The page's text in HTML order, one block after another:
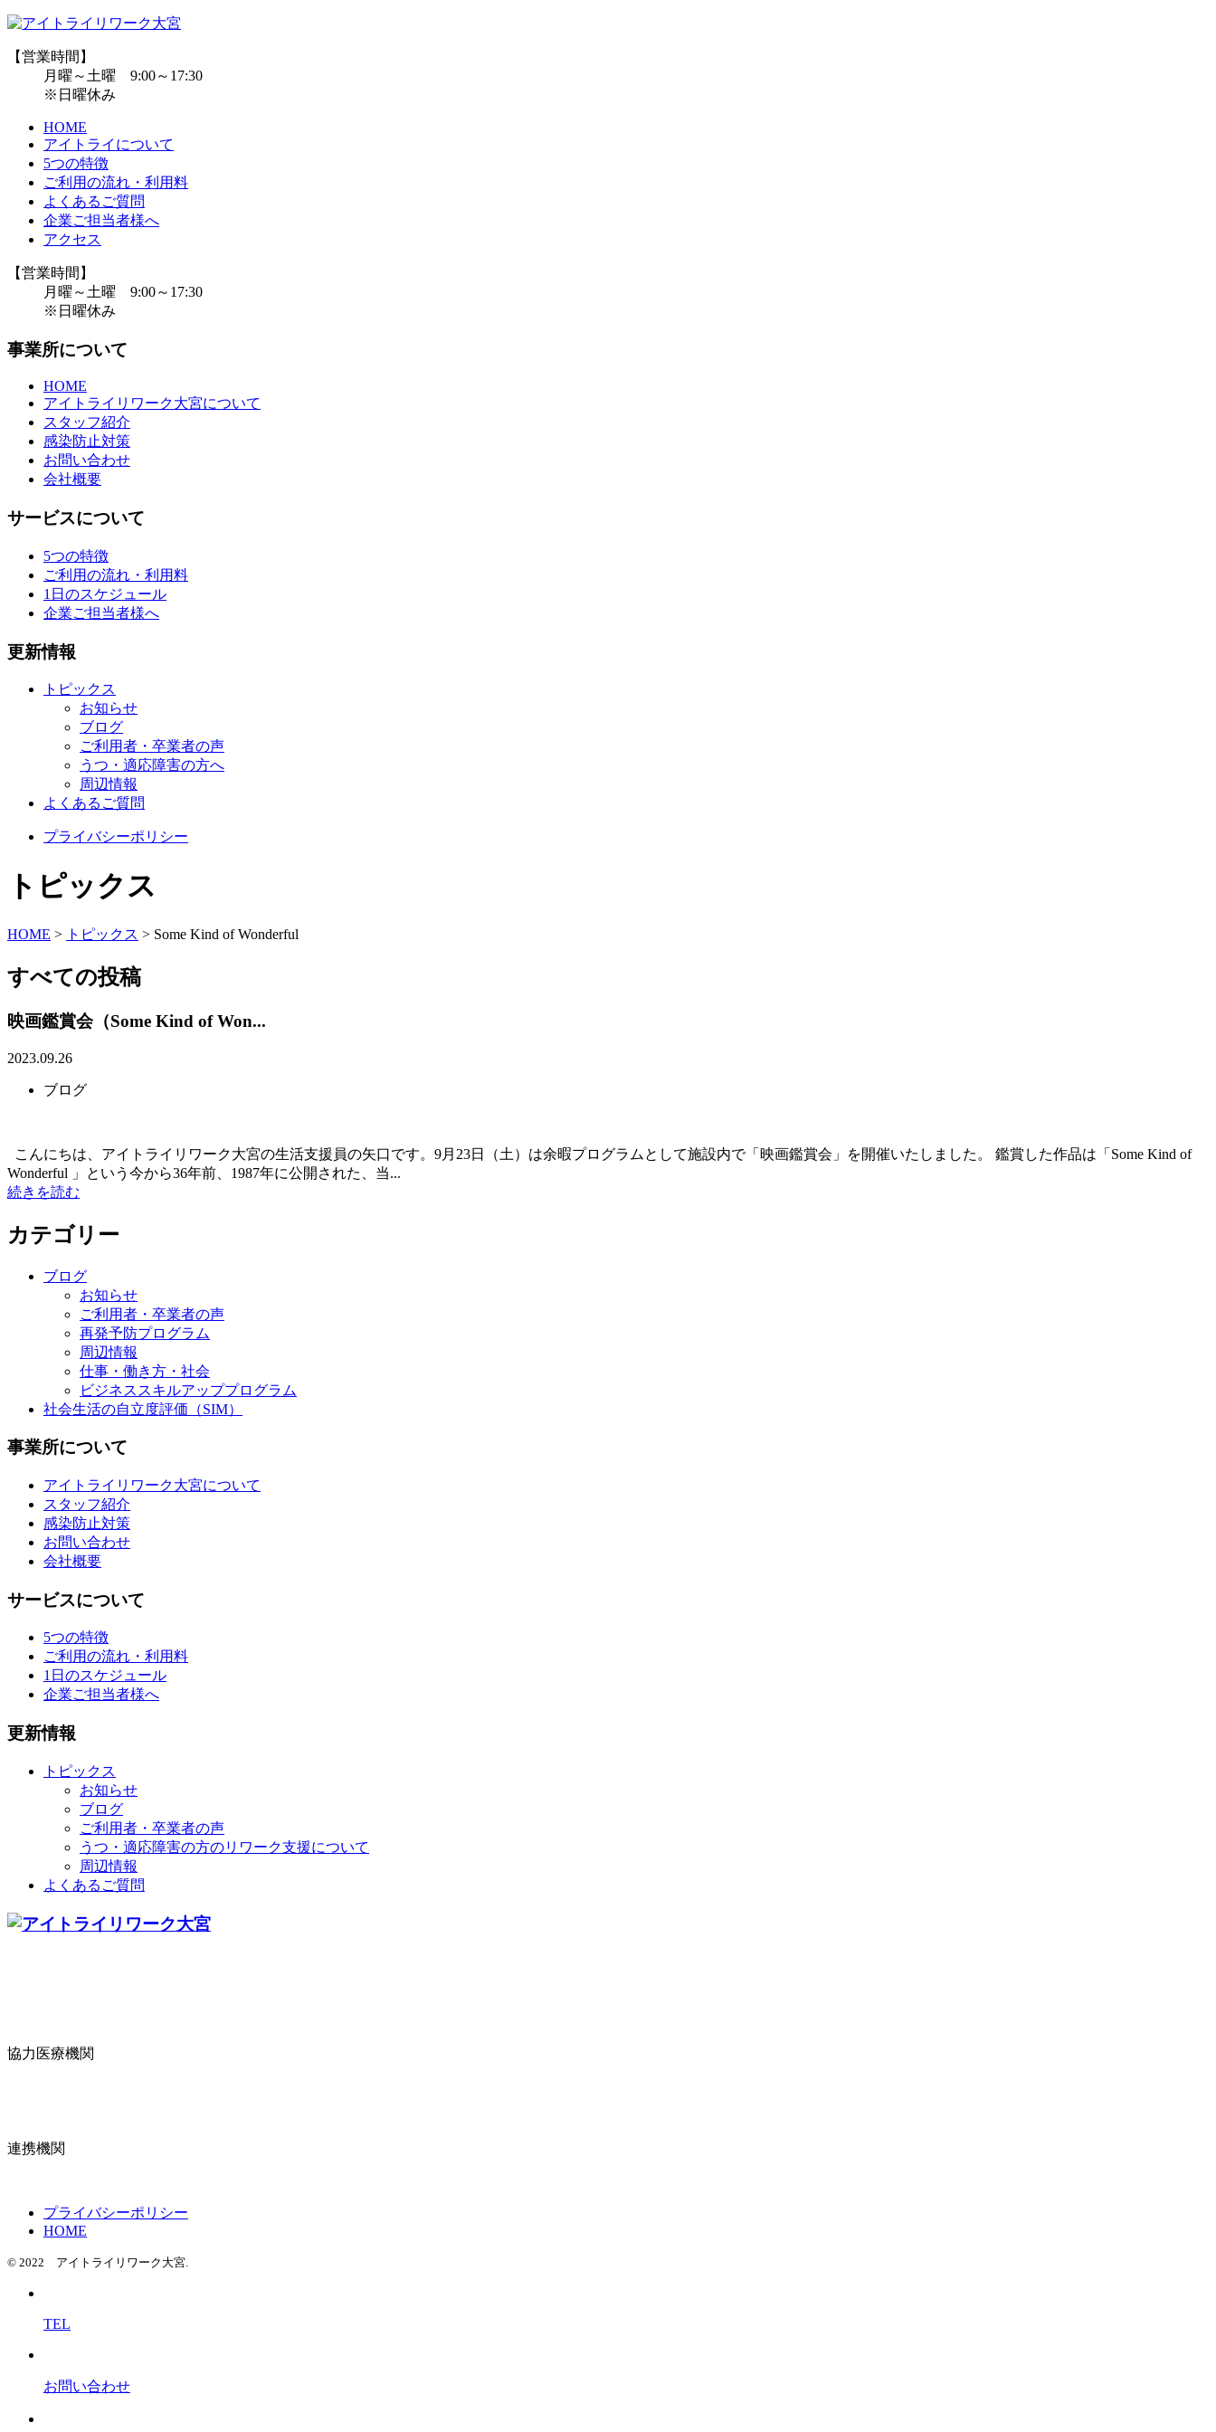
【営業時間】
月曜～土曜 9:00～17:30
※日曜休み
HOME
アイトライについて
5つの特徴
ご利用の流れ・利用料
よくあるご質問
企業ご担当者様へ
アクセス
【営業時間】
月曜～土曜 9:00～17:30
※日曜休み
事業所について
HOME
アイトライリワーク大宮について
スタッフ紹介
感染防止対策
お問い合わせ
会社概要
サービスについて
5つの特徴
ご利用の流れ・利用料
1日のスケジュール
企業ご担当者様へ
更新情報
トピックス
お知らせ
ブログ
ご利用者・卒業者の声
うつ・適応障害の方へ
周辺情報
よくあるご質問
プライバシーポリシー
トピックス
HOME > トピックス > Some Kind of Wonderful
すべての投稿
映画鑑賞会（Some Kind of Won...
2023.09.26
ブログ
こんにちは、アイトライリワーク大宮の生活支援員の矢口です。9月23日（土）は余暇プログラムとして施設内で「映画鑑賞会」を開催いたしました。 鑑賞した作品は「Some Kind of
Wonderful 」という今から36年前、1987年に公開された、当...
続きを読む
カテゴリー
ブログ
お知らせ
ご利用者・卒業者の声
再発予防プログラム
周辺情報
仕事・働き方・社会
ビジネススキルアッププログラム
社会生活の自立度評価（SIM）
事業所について
アイトライリワーク大宮について
スタッフ紹介
感染防止対策
お問い合わせ
会社概要
サービスについて
5つの特徴
ご利用の流れ・利用料
1日のスケジュール
企業ご担当者様へ
更新情報
トピックス
お知らせ
ブログ
ご利用者・卒業者の声
うつ・適応障害の方のリワーク支援について
周辺情報
よくあるご質問
協力医療機関
連携機関
プライバシーポリシー
HOME
© 2022 アイトライリワーク大宮.
TEL
お問い合わせ